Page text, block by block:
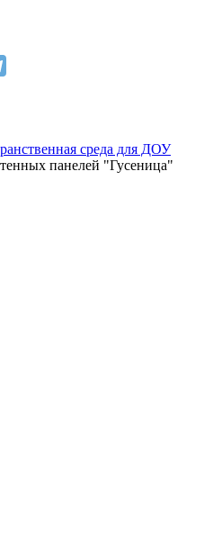
среда для ДОУ
панелей "Гусеница"